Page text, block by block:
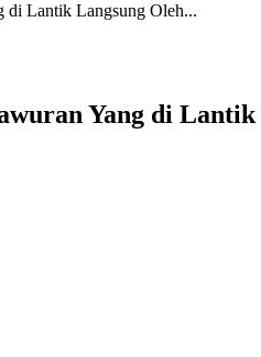
di Lantik Langsung Oleh...
Yang di